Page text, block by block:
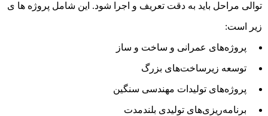
توالی مراحل باید به دقت تعریف و اجرا شود. این شامل پروژه ها ی
زیر است:
پروژه‌های عمرانی و ساخت و ساز
توسعه زیرساخت‌های بزرگ
پروژه‌های تولیدات مهندسی سنگین
برنامه‌ریزی‌های تولیدی بلندمدت